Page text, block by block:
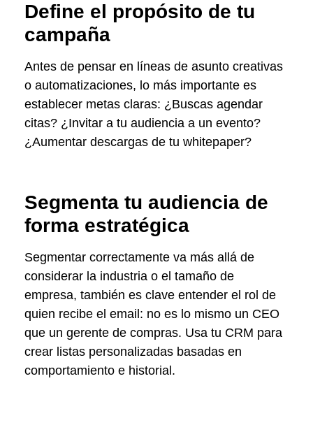
Define el propósito de tu
campaña
Antes de pensar en líneas de asunto creativas
o automatizaciones, lo más importante es
establecer metas claras: ¿Buscas agendar
citas? ¿Invitar a tu audiencia a un evento?
¿Aumentar descargas de tu whitepaper?
Segmenta tu audiencia de
forma estratégica
Segmentar correctamente va más allá de
considerar la industria o el tamaño de
empresa, también es clave entender el rol de
quien recibe el email: no es lo mismo un CEO
que un gerente de compras. Usa tu CRM para
crear listas personalizadas basadas en
comportamiento e historial.